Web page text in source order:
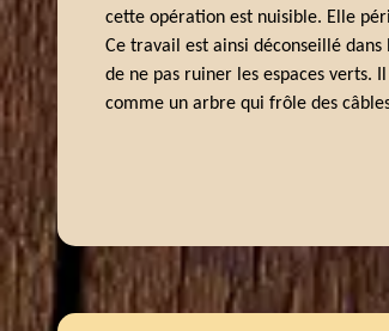
cette opération est nuisible. Elle
Ce travail est ainsi déconseillé
de ne pas ruiner les espaces verts.
comme un arbre qui frôle des